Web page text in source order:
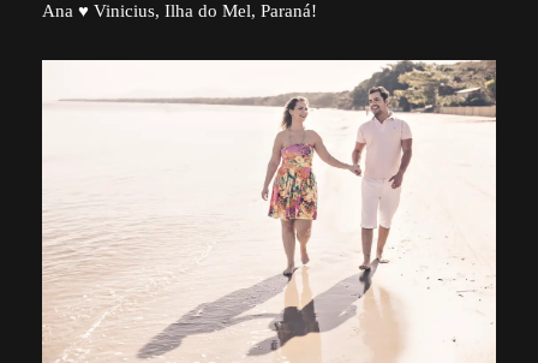
Ana ♥ Vinicius, Ilha do Mel, Paraná!